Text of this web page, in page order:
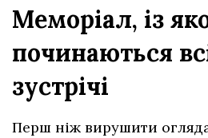
Меморіал, із
починаються
зустрічі
Перш ніж вирушити